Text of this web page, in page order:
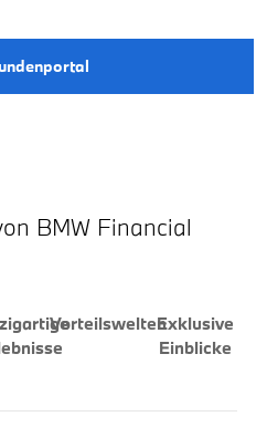
BMW Financial
VorteilsweltenExklusive
Einblicke